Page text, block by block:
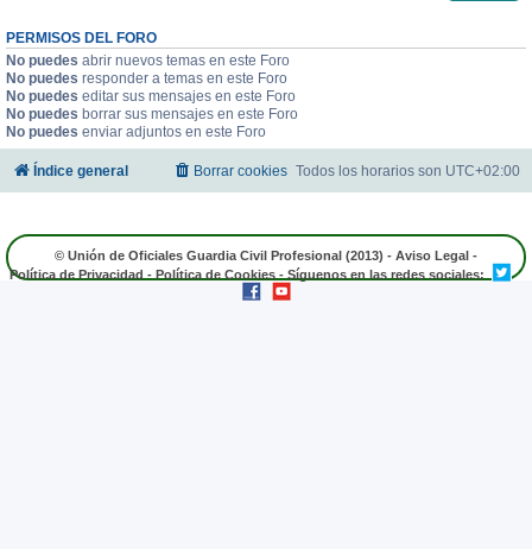
PERMISOS DEL FORO
No puedes abrir nuevos temas en este Foro
No puedes responder a temas en este Foro
No puedes editar sus mensajes en este Foro
No puedes borrar sus mensajes en este Foro
No puedes enviar adjuntos en este Foro
Índice general Todos los horarios son UTC+02:00
Borrar cookies
© Unión de Oficiales Guardia Civil Profesional (2013) - Aviso Legal -
Política de Privacidad - Política de Cookies - Síguenos en las redes sociales: